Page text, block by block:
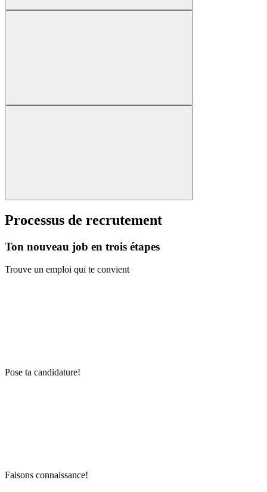
Processus de recrutement
Ton nouveau job en trois étapes
Trouve un emploi qui te convient
Pose ta candidature!
Faisons connaissance!